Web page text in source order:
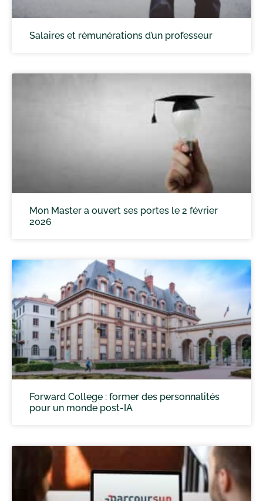
Salaires et rémunérations d’un professeur
Mon Master a ouvert ses portes le 2 février
2026
Forward College : former des personnalités
pour un monde post-IA